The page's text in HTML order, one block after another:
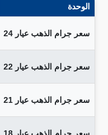
الوحدة
سعر جرام الذهب عيار 24
سعر جرام الذهب عيار 22
سعر جرام الذهب عيار 21
سعر جرام الذهب عيار 18